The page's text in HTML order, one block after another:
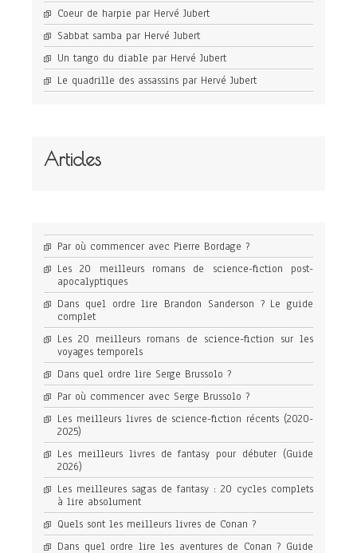
Coeur de harpie par Hervé Jubert
Sabbat samba par Hervé Jubert
Un tango du diable par Hervé Jubert
Le quadrille des assassins par Hervé Jubert
Articles
Par où commencer avec Pierre Bordage ?
Les 20 meilleurs romans de science-fiction post-
apocalyptiques
Dans quel ordre lire Brandon Sanderson ? Le guide
complet
Les 20 meilleurs romans de science-fiction sur les
voyages temporels
Dans quel ordre lire Serge Brussolo ?
Par où commencer avec Serge Brussolo ?
Les meilleurs livres de science-fiction récents (2020-
2025)
Les meilleurs livres de fantasy pour débuter (Guide
2026)
Les meilleures sagas de fantasy : 20 cycles complets
à lire absolument
Quels sont les meilleurs livres de Conan ?
Dans quel ordre lire les aventures de Conan ? Guide